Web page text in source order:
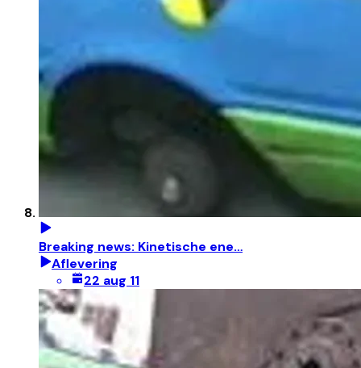
Breaking news: Kinetische ene…
Aflevering
22 aug 11